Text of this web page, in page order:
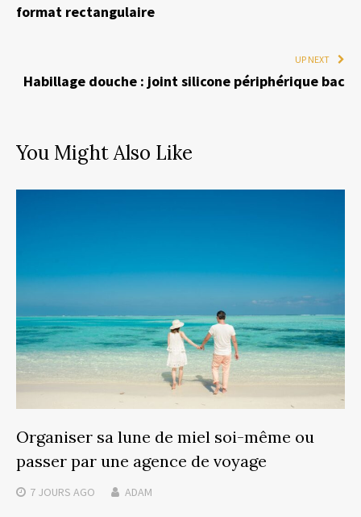
format rectangulaire
UP NEXT
Habillage douche : joint silicone périphérique bac
You Might Also Like
Organiser sa lune de miel soi-même ou
passer par une agence de voyage
7 JOURS AGO ADAM